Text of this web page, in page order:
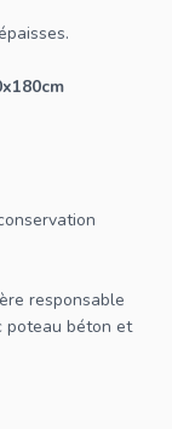
responsable
poteau béton et